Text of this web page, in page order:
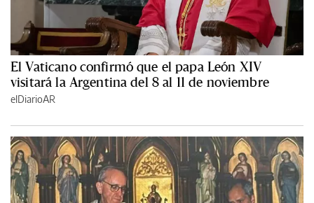
El Vaticano confirmó que el papa León XIV
visitará la Argentina del 8 al 11 de noviembre
elDiarioAR